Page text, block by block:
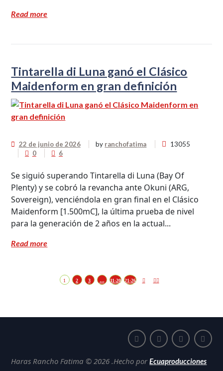
Read more
Tintarella di Luna ganó el Clásico
Maidenform en gran definición
22 de junio de 2026 by ranchofatima
13055
0
6
Se siguió superando Tintarella di Luna (Bay Of
Plenty) y se cobró la revancha ante Okuni (ARG,
Sovereign), venciéndola en gran final en el Clásico
Maidenform [1.500mC], la última prueba de nivel
para la generación de 2 años en la actual...
Read more
1 2 3 … 11-20 21-26
Haras Rancho Fatima © 2026 .Hecho porEcuaproducciones